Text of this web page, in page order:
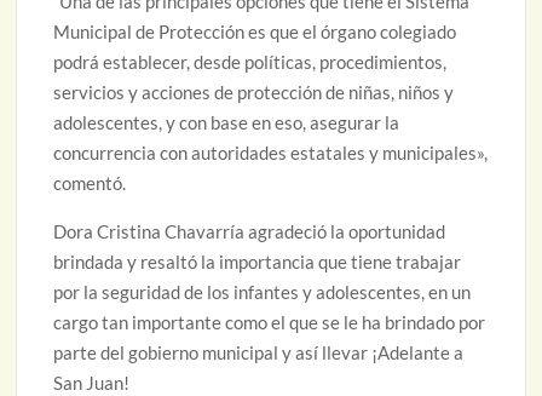
Municipal de Protección es que el órgano colegiado
podrá establecer, desde políticas, procedimientos,
servicios y acciones de protección de niñas, niños y
adolescentes, y con base en eso, asegurar la
concurrencia con autoridades estatales y municipales»,
comentó.
Dora Cristina Chavarría agradeció la oportunidad
brindada y resaltó la importancia que tiene trabajar
por la seguridad de los infantes y adolescentes, en un
cargo tan importante como el que se le ha brindado por
parte del gobierno municipal y así llevar ¡Adelante a
San Juan!